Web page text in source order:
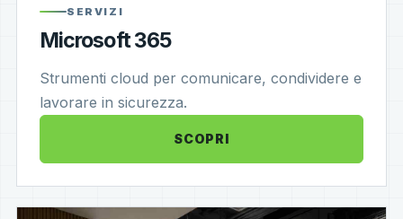
SERVIZI
Microsoft 365
Strumenti cloud per comunicare, condividere e
lavorare in sicurezza.
SCOPRI